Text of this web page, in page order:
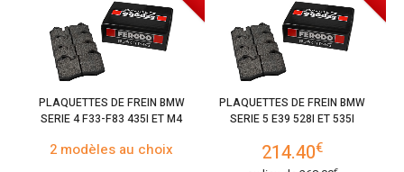
PLAQUETTES DE FREIN BMW
SERIE 4 F33-F83 435I ET M4
2 modèles au choix
PLAQUETTES DE FREIN BMW
SERIE 5 E39 528I ET 535I
214.40€